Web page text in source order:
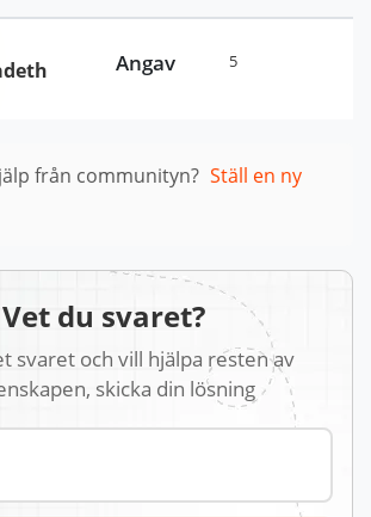
Angav 5
från communityn? Ställ en ny
Vet du svaret?
svaret och vill hjälpa resten av
skicka din lösning